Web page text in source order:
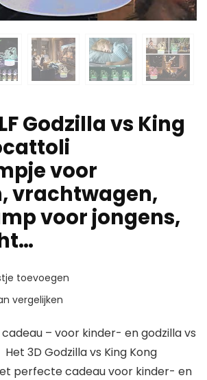
Godzilla vs King
voor
vrachtwagen,
voor jongens,
toevoegen
vergelijken
– voor kinder- en godzilla vs
Het 3D Godzilla vs King Kong
perfecte cadeau voor kinder- en